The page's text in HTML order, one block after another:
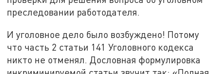
преследовании работодателя.
И уголовное дело было возбуждено! Потому
что часть 2 статьи 141 Уголовного кодекса
никто не отменял. Дословная формулировка